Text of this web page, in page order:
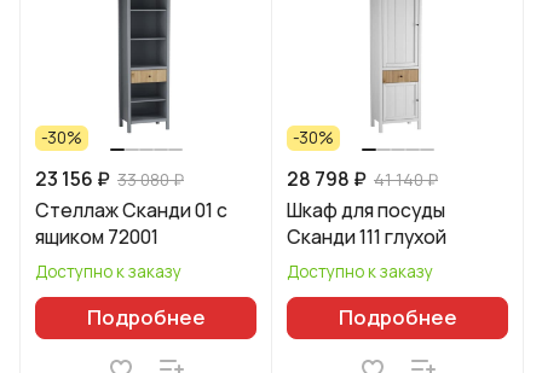
-30%
23 156 ₽ 33 080 ₽
Стеллаж Сканди 01 с
ящиком 72001
Доступно к заказу
Подробнее
-30%
28 798 ₽ 41 140 ₽
Шкаф для посуды
Сканди 111 глухой
Доступно к заказу
Подробнее